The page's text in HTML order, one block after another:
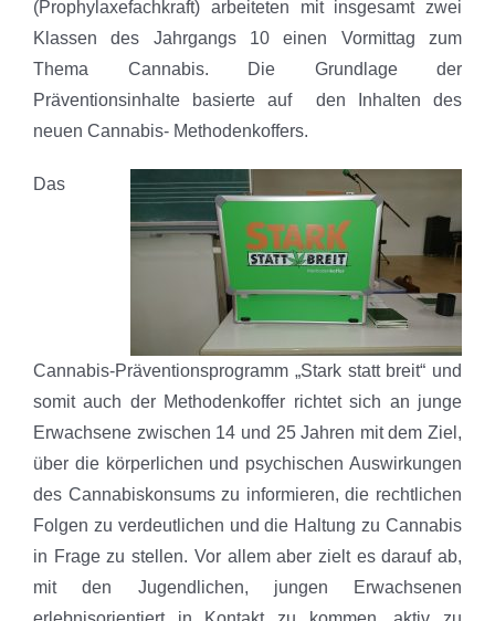
(Prophylaxefachkraft) arbeiteten mit insgesamt zwei
Klassen des Jahrgangs 10 einen Vormittag zum
Thema Cannabis. Die Grundlage der
Präventionsinhalte basierte auf den Inhalten des
neuen Cannabis- Methodenkoffers.
Das
Cannabis-Präventionsprogramm „Stark statt breit“ und
somit auch der Methodenkoffer richtet sich an junge
Erwachsene zwischen 14 und 25 Jahren mit dem Ziel,
über die körperlichen und psychischen Auswirkungen
des Cannabiskonsums zu informieren, die rechtlichen
Folgen zu verdeutlichen und die Haltung zu Cannabis
in Frage zu stellen. Vor allem aber zielt es darauf ab,
mit den Jugendlichen, jungen Erwachsenen